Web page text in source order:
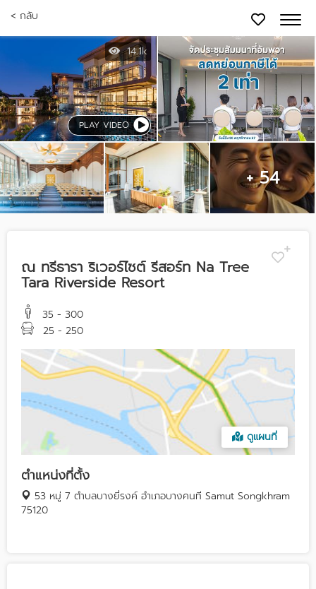
< กลับ
PLAY VIDEO
14.1k
+ 54
ณ ทรีธารา ริเวอร์ไซต์ รีสอร์ท Na Tree
Tara Riverside Resort
35 - 300
25 - 250
ดูแผนที่
ตำแหน่งที่ตั้ง
53 หมู่ 7 ตำบลบางยี่รงค์ อำเภอบางคนที Samut Songkhram
75120